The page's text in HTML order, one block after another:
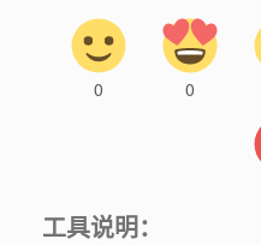
0 0
工具说明：